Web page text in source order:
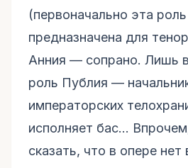
(первоначально эта
предназначена для
Анния — сопрано. Лишь
роль Публия —
императорских
исполняет бас…
сказать, что в опере